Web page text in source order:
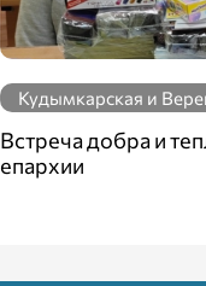
Кудымкарская и
Встреча добра и
епархии